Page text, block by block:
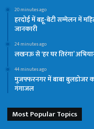
20 minutes ago
हरदोई में बहू-बेटी सम्मेलन में
जानकारी
24 minutes ago
लखनऊ से ‘हर घर तिरंगा’
44 minutes ago
मुजफ्फरनगर में बाबा बुलडोजर
गंगाजल
Most Popular Topics